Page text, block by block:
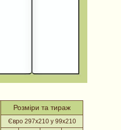
Розміри та тираж
Євро 297х210 у 99х210